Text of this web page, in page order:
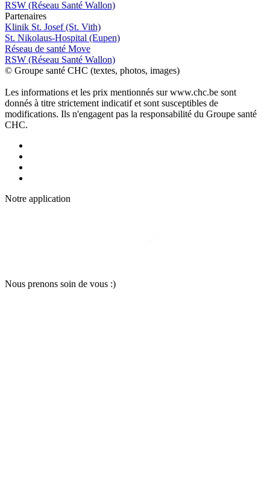
RSW (Réseau Santé Wallon)
Partenaires
Klinik St. Josef (St. Vith)
St. Nikolaus-Hospital (Eupen)
Réseau de santé Move
RSW (Réseau Santé Wallon)
© Groupe santé CHC (textes, photos, images)
Les informations et les prix mentionnés sur www.chc.be sont
donnés à titre strictement indicatif et sont susceptibles de
modifications. Ils n'engagent pas la responsabilité du Groupe santé
CHC.
Notre application
Nous prenons soin de vous :)